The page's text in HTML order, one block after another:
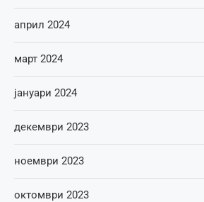
април 2024
март 2024
јануари 2024
декември 2023
ноември 2023
октомври 2023